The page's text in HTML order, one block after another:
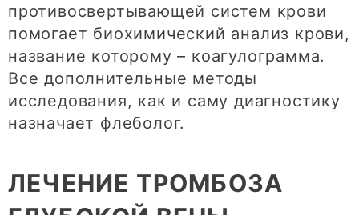
противосвертывающей систем крови
помогает биохимический анализ крови,
название которому – коагулограмма.
Все дополнительные методы
исследования, как и саму диагностику
назначает флеболог.
ЛЕЧЕНИЕ ТРОМБОЗА